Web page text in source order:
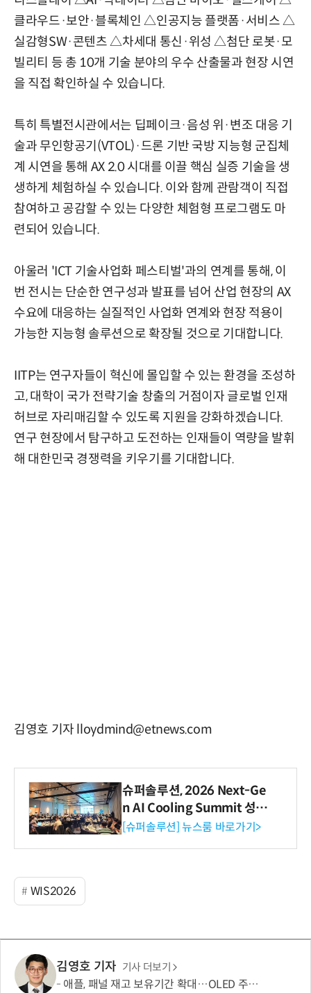
클라우드·보안·블록체인 △인공지능 플랫폼·서비스 △
실감형SW·콘텐츠 △차세대 통신·위성 △첨단 로봇·모
빌리티 등 총 10개 기술 분야의 우수 산출물과 현장 시연
을 직접 확인하실 수 있습니다.
특히 특별전시관에서는 딥페이크·음성 위·변조 대응 기
술과 무인항공기(VTOL)·드론 기반 국방 지능형 군집체
계 시연을 통해 AX 2.0 시대를 이끌 핵심 실증 기술을 생
생하게 체험하실 수 있습니다. 이와 함께 관람객이 직접
참여하고 공감할 수 있는 다양한 체험형 프로그램도 마
련되어 있습니다.
아울러 'ICT 기술사업화 페스티벌'과의 연계를 통해, 이
번 전시는 단순한 연구성과 발표를 넘어 산업 현장의 AX
수요에 대응하는 실질적인 사업화 연계와 현장 적용이
가능한 지능형 솔루션으로 확장될 것으로 기대합니다.
IITP는 연구자들이 혁신에 몰입할 수 있는 환경을 조성하
고, 대학이 국가 전략기술 창출의 거점이자 글로벌 인재
허브로 자리매김할 수 있도록 지원을 강화하겠습니다.
연구 현장에서 탐구하고 도전하는 인재들이 역량을 발휘
해 대한민국 경쟁력을 키우기를 기대합니다.
김영호 기자 lloydmind@etnews.com
슈퍼솔루션, 2026 Next-Ge
n AI Cooling Summit 성황
리 성료
[슈퍼솔루션] 뉴스룸 바로가기>
WIS2026
김영호 기자 기사 더보기
애플, 패널 재고 보유기간 확대…OLED 주문량 늘었다